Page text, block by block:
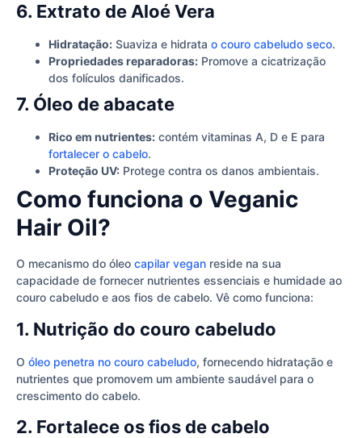
6. Extrato de Aloé Vera
Hidratação: Suaviza e hidrata o couro cabeludo seco.
Propriedades reparadoras: Promove a cicatrização
dos folículos danificados.
7. Óleo de abacate
Rico em nutrientes: contém vitaminas A, D e E para
fortalecer o cabelo.
Proteção UV: Protege contra os danos ambientais.
Como funciona o Veganic
Hair Oil?
O mecanismo do óleo capilar vegan reside na sua
capacidade de fornecer nutrientes essenciais e humidade ao
couro cabeludo e aos fios de cabelo. Vê como funciona:
1. Nutrição do couro cabeludo
O óleo penetra no couro cabeludo, fornecendo hidratação e
nutrientes que promovem um ambiente saudável para o
crescimento do cabelo.
2. Fortalece os fios de cabelo